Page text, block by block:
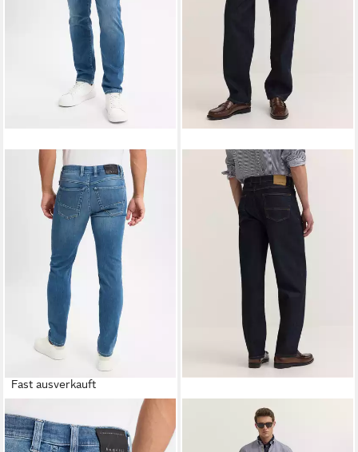
Fast ausverkauft
BUGATTI
99,99 €
5-Pocket-Jeans
Loose Fit aus Kaihara Raw